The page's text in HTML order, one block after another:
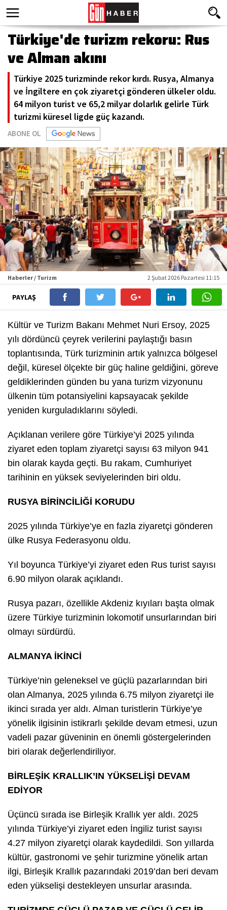
Türkiye'de turizm rekoru: Rus
ve Alman akını
Türkiye 2025 turizminde rekor kırdı. Rusya, Almanya
ve İngiltere en çok ziyaretçi gönderen ülkeler oldu.
64 milyon turist ve 65,2 milyar dolarlık gelirle Türk
turizmi küresel ligde güç kazandı.
ABONE OL
Haberler / Turizm 2 Şubat 2026 Pazartesi 11:15
PAYLAŞ
Kültür ve Turizm Bakanı Mehmet Nuri Ersoy, 2025
yılı dördüncü çeyrek verilerini paylaştığı basın
toplantısında, Türk turizminin artık yalnızca bölgesel
değil, küresel ölçekte bir güç haline geldiğini, göreve
geldiklerinden günden bu yana turizm vizyonunu
ülkenin tüm potansiyelini kapsayacak şekilde
yeniden kurguladıklarını söyledi.
Açıklanan verilere göre Türkiye’yi 2025 yılında
ziyaret eden toplam ziyaretçi sayısı 63 milyon 941
bin olarak kayda geçti. Bu rakam, Cumhuriyet
tarihinin en yüksek seviyelerinden biri oldu.
RUSYA BİRİNCİLİĞİ KORUDU
2025 yılında Türkiye’ye en fazla ziyaretçi gönderen
ülke Rusya Federasyonu oldu.
Yıl boyunca Türkiye’yi ziyaret eden Rus turist sayısı
6.90 milyon olarak açıklandı.
Rusya pazarı, özellikle Akdeniz kıyıları başta olmak
üzere Türkiye turizminin lokomotif unsurlarından biri
olmayı sürdürdü.
ALMANYA İKİNCİ
Türkiye’nin geleneksel ve güçlü pazarlarından biri
olan Almanya, 2025 yılında 6.75 milyon ziyaretçi ile
ikinci sırada yer aldı. Alman turistlerin Türkiye’ye
yönelik ilgisinin istikrarlı şekilde devam etmesi, uzun
vadeli pazar güveninin en önemli göstergelerinden
biri olarak değerlendiriliyor.
BİRLEŞİK KRALLIK’IN YÜKSELİŞİ DEVAM
EDİYOR
Üçüncü sırada ise Birleşik Krallık yer aldı. 2025
yılında Türkiye’yi ziyaret eden İngiliz turist sayısı
4.27 milyon ziyaretçi olarak kaydedildi. Son yıllarda
kültür, gastronomi ve şehir turizmine yönelik artan
ilgi, Birleşik Krallık pazarındaki 2019’dan beri devam
eden yükselişi destekleyen unsurlar arasında.